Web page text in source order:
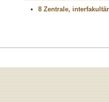
8 Zentrale,